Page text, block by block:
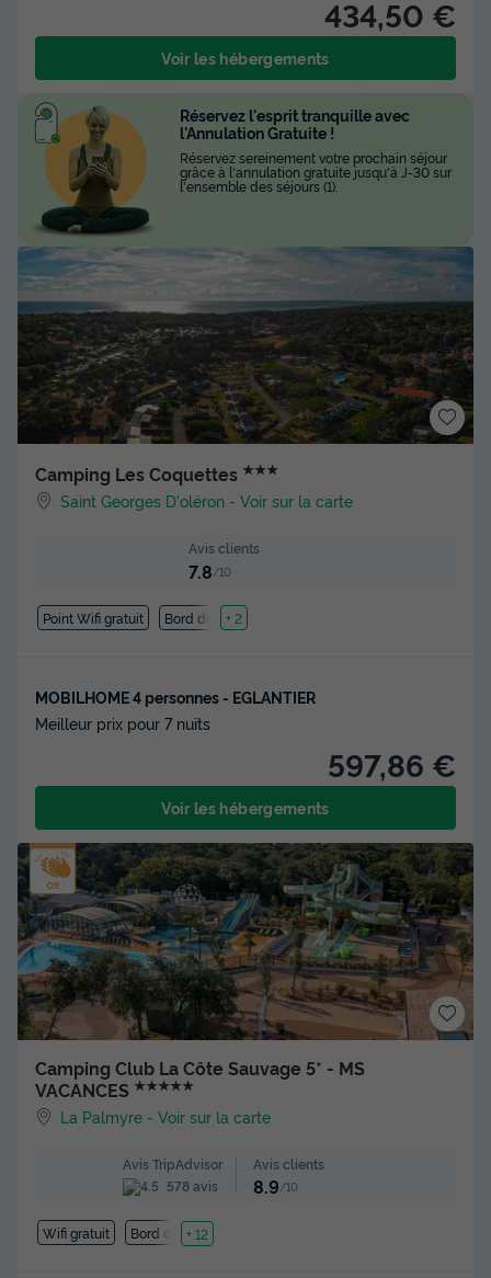
434,50 €
Voir les hébergements
Camping Les Coquettes ★★★
Saint Georges D'oléron -Voir sur la carte
Avis clients
7.8 /10
Point Wifi gratuit Bord de mer
+ 2
MOBILHOME 4 personnes - EGLANTIER
Meilleur prix pour 7 nuits
597,86 €
Voir les hébergements
Camping Club La Côte Sauvage 5* - MS
VACANCES ★★★★★
La Palmyre -Voir sur la carte
Avis TripAdvisor
578 avis
Avis clients
8.9/10
Wifi gratuit Bord de mer
+ 12
Réservez l'esprit tranquille avec
l'Annulation Gratuite !
Réservez sereinement votre prochain séjour
grâce à l'annulation gratuite jusqu'à J-30 sur
l'ensemble des séjours (1).